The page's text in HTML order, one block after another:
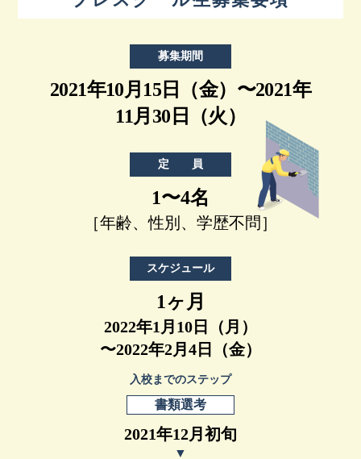
募集期間
2021年10月15日（金）〜2021年
11月30日（火）
定 員
1〜4名
［年齢、性別、学歴不問］
スケジュール
1ヶ月
2022年1月10日（月）
〜2022年2月4日（金）
入校までのステップ
書類選考
2021年12月初旬